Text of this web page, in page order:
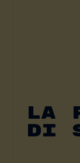
LA
DI